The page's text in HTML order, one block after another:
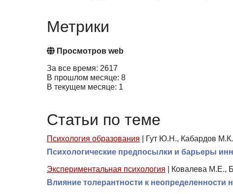
Метрики
Просмотров web
За все время: 2617
В прошлом месяце: 8
В текущем месяце: 1
Статьи по теме
Психология образования
Гут Ю.Н., Кабардов
Психологические предпосылки и барьеры
Экспериментальная психология
Ковалева М.Е.,
Влияние толерантности к